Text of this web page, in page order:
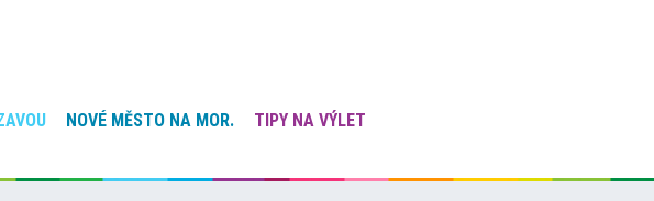
NOVÉ MĚSTO NA MOR.
TIPY NA VÝLET